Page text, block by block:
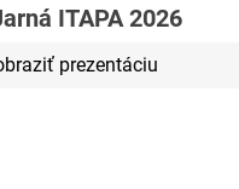
ITAPA 2026
prezentáciu